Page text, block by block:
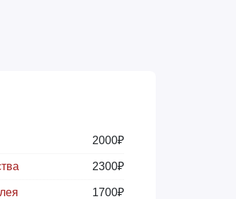
2000₽
2300₽
1700₽